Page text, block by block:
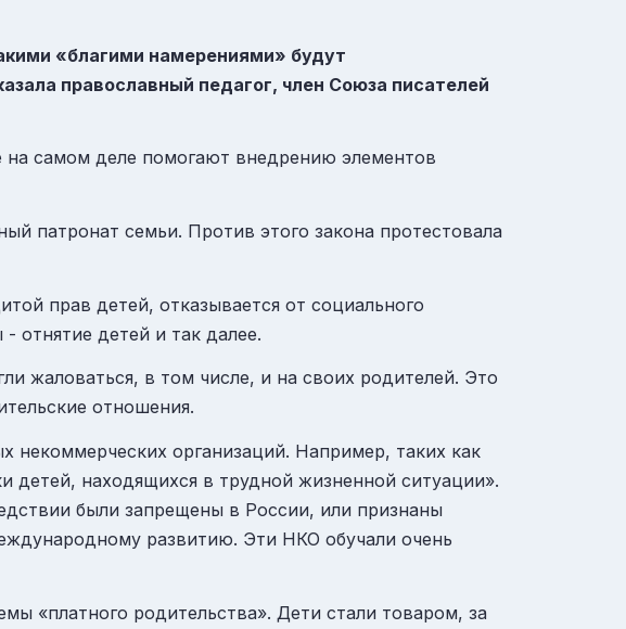
«благими намерениями» будут
православный педагог, член Союза писателей
на самом деле помогают внедрению элементов
патронат семьи. Против этого закона протестовала
прав детей, отказывается от социального
отнятие детей и так далее.
жаловаться, в том числе, и на своих родителей. Это
отношения.
некоммерческих организаций. Например, таких как
находящихся в трудной жизненной ситуации».
были запрещены в России, или признаны
развитию. Эти НКО обучали очень
«платного родительства». Дети стали товаром, за